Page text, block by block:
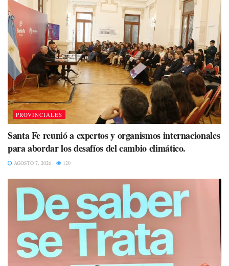
PROVINCIALES
Santa Fe reunió a expertos y organismos internacionales
para abordar los desafíos del cambio climático.
AGOSTO 7, 2026 120